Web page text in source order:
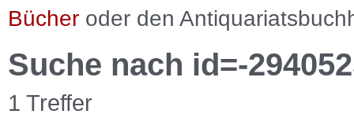
Bücher oder den
Suche nach id=-
1 Treffer